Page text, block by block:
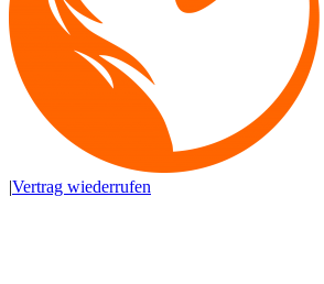
|Vertrag wiederrufen